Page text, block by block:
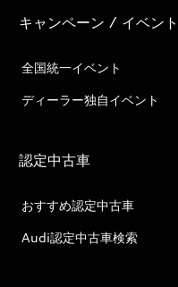
キャンペーン / イベント
全国統一イベント
ディーラー独自イベント
認定中古車
おすすめ認定中古車
Audi認定中古車検索